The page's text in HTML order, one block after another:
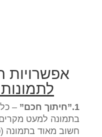
אפשרויות
1.”חיתוך חכם”
–
בתמונה למעט
חשוב מאוד בתמונה